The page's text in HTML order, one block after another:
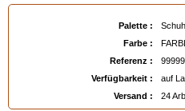
Palette :
Farbe :
Referenz :
Verfügbarkeit :
auf
Versand :
24